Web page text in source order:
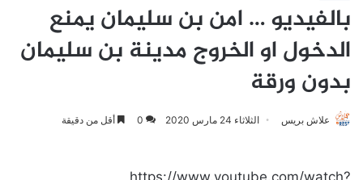
بالفيديو … امن بن سليمان يمنع
الدخول او الخروج مدينة بن سليمان
بدون ورقة
علاش بريس الثلاثاء 24 مارس 2020 0 أقل من دقيقة
https://www.youtube.com/watch?